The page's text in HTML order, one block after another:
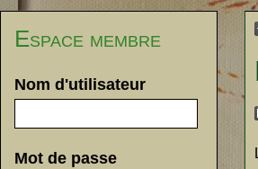
Espace membre
Nom d'utilisateur
Mot de passe